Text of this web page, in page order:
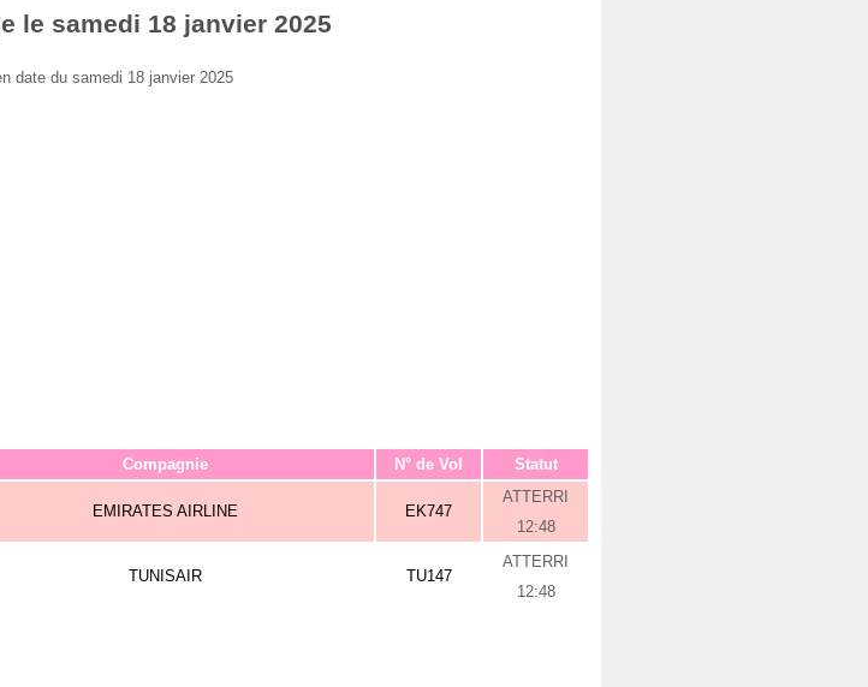
le samedi 18 janvier 2025
date du samedi 18 janvier 2025
Compagnie N° de Vol Statut
EMIRATES AIRLINE EK747
ATTERRI
12:48
TUNISAIR TU147
ATTERRI
12:48